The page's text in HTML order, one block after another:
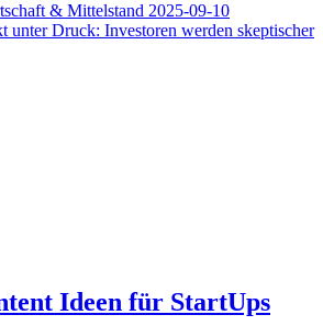
& Mittelstand 2025-09-10
unter Druck: Investoren werden skeptischer
Ideen für StartUps